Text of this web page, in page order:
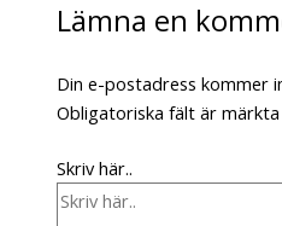
Lämna en
Din e-postadress kommer
Obligatoriska fält är
Skriv här..